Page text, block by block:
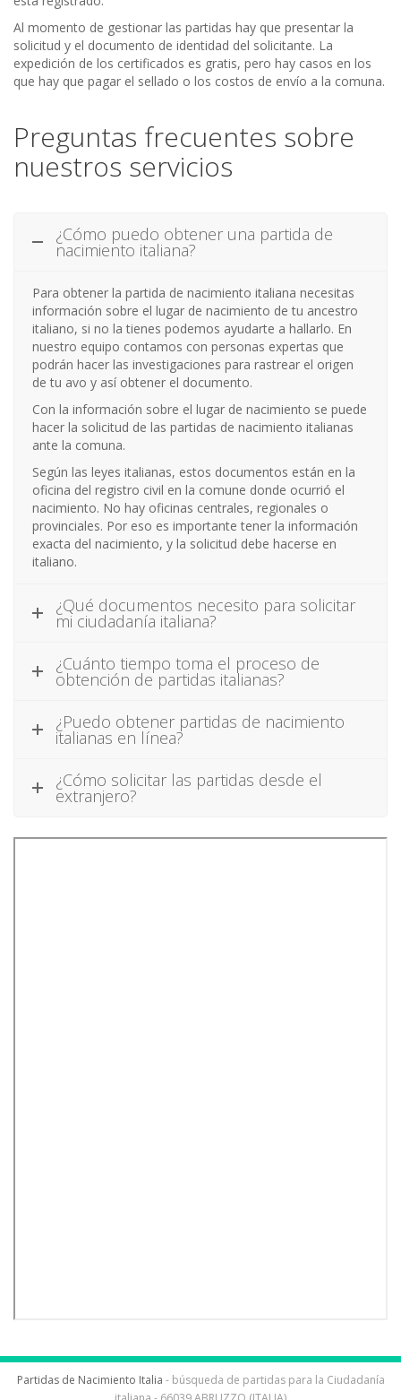
Al momento de gestionar las partidas hay que presentar la
solicitud y el documento de identidad del solicitante. La
expedición de los certificados es gratis, pero hay casos en los
que hay que pagar el sellado o los costos de envío a la comuna.
Preguntas frecuentes sobre
nuestros servicios
¿Cómo puedo obtener una partida de
nacimiento italiana?
Para obtener la partida de nacimiento italiana necesitas
información sobre el lugar de nacimiento de tu ancestro
italiano, si no la tienes podemos ayudarte a hallarlo. En
nuestro equipo contamos con personas expertas que
podrán hacer las investigaciones para rastrear el origen
de tu avo y así obtener el documento.
Con la información sobre el lugar de nacimiento se puede
hacer la solicitud de las partidas de nacimiento italianas
ante la comuna.
Según las leyes italianas, estos documentos están en la
oficina del registro civil en la comune donde ocurrió el
nacimiento. No hay oficinas centrales, regionales o
provinciales. Por eso es importante tener la información
exacta del nacimiento, y la solicitud debe hacerse en
italiano.
¿Qué documentos necesito para solicitar
mi ciudadanía italiana?
¿Cuánto tiempo toma el proceso de
obtención de partidas italianas?
¿Puedo obtener partidas de nacimiento
italianas en línea?
¿Cómo solicitar las partidas desde el
extranjero?
Partidas de Nacimiento Italia - búsqueda de partidas para la Ciudadanía